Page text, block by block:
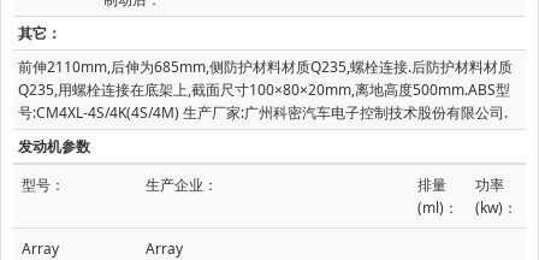
其它：
前伸2110mm,后伸为685mm,侧防护材料材质Q235,螺栓连接.后防护材料材质
Q235,用螺栓连接在底架上,截面尺寸100×80×20mm,离地高度500mm.ABS型
号:CM4XL-4S/4K(4S/4M) 生产厂家:广州科密汽车电子控制技术股份有限公司.
发动机参数
型号：
生产企业：
排量
(ml)：
功率
(kw)：
Array
Array